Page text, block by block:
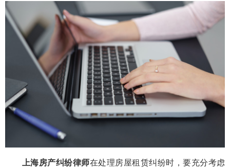
上海房产纠纷律师在处理房屋租赁纠纷时，要充分考虑